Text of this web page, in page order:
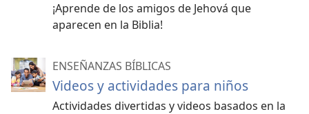
¡Aprende de los amigos de Jehová que
aparecen en la Biblia!
ENSEÑANZAS BÍBLICAS
Videos y actividades para niños
Actividades divertidas y videos basados en la